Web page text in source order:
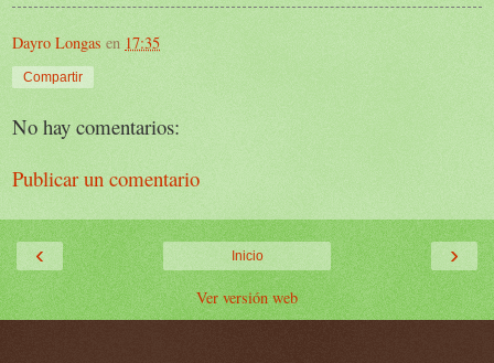
Dayro Longas en 17:35
Compartir
No hay comentarios:
Publicar un comentario
‹ ›
Inicio
Ver versión web